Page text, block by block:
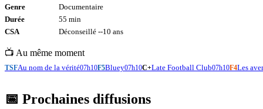
Genre
Documentaire
Durée
55 min
CSA
Déconseillé --10 ans
📺 Au même moment
TSFAu nom de la vérité07h10F5Bluey07h10C+Late Football Club07h10F4Les
📅 Prochaines diffusions